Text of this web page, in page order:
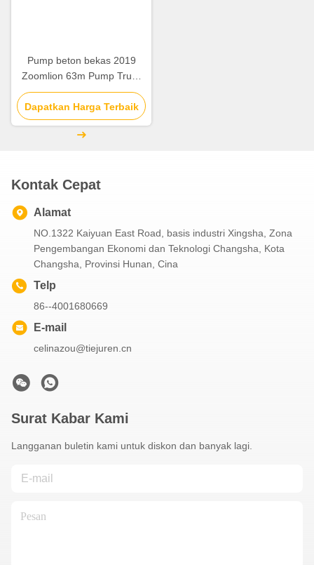
Pump beton bekas 2019
Zoomlion 63m Pump Truck
ZLJ5440THBBE Dijual
Dapatkan Harga Terbaik
Kontak Cepat
Alamat
NO.1322 Kaiyuan East Road, basis industri Xingsha, Zona
Pengembangan Ekonomi dan Teknologi Changsha, Kota
Changsha, Provinsi Hunan, Cina
Telp
86--4001680669
E-mail
celinazou@tiejuren.cn
Surat Kabar Kami
Langganan buletin kami untuk diskon dan banyak lagi.